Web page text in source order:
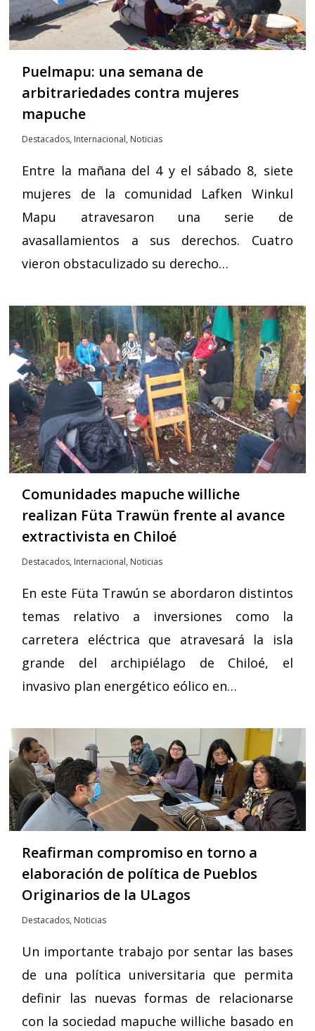
Puelmapu: una semana de
arbitrariedades contra mujeres
mapuche
Destacados, Internacional, Noticias
Entre la mañana del 4 y el sábado 8, siete
mujeres de la comunidad Lafken Winkul
Mapu atravesaron una serie de
avasallamientos a sus derechos. Cuatro
vieron obstaculizado su derecho…
Comunidades mapuche williche
realizan Füta Trawün frente al avance
extractivista en Chiloé
Destacados, Internacional, Noticias
En este Füta Trawún se abordaron distintos
temas relativo a inversiones como la
carretera eléctrica que atravesará la isla
grande del archipiélago de Chiloé, el
invasivo plan energético eólico en…
Reafirman compromiso en torno a
elaboración de política de Pueblos
Originarios de la ULagos
Destacados, Noticias
Un importante trabajo por sentar las bases
de una política universitaria que permita
definir las nuevas formas de relacionarse
con la sociedad mapuche williche basado en